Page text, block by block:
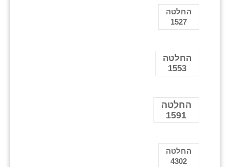
החלטה
1527
החלטה
1553
החלטה
1591
החלטה
4302